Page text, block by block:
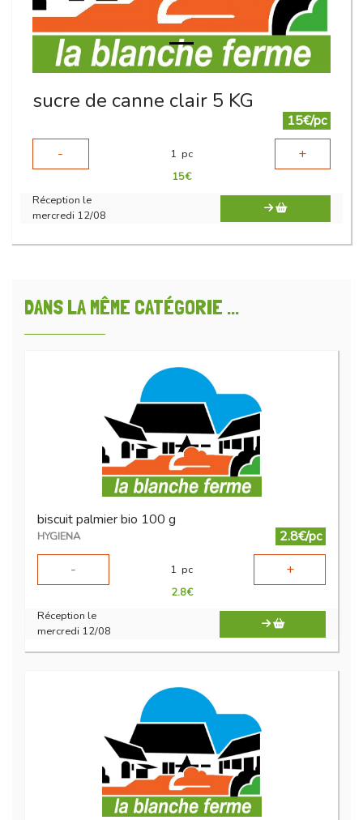
sucre de canne clair 5 KG
15€/pc
-
1 pc +
15€
Réception le
mercredi 12/08
DANS LA MÊME CATÉGORIE ...
biscuit palmier bio 100 g
HYGIENA
2.8€/pc
-
1 pc +
2.8€
Réception le
mercredi 12/08